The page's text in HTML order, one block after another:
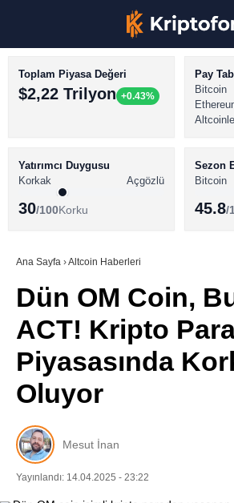
BİTCOİN HABERLERİ
ALTCOİN HABERLERİ
SÖZLÜK
Toplam Piyasa Değeri
$2,22 Trilyon +0.43%
Pay
Bitcoin
Yatırımcı Duygusu
Korkak
Açgözlü
30/100Korku
Sezon
Bitcoin
45.8/
Ana Sayfa ›Altcoin Haberleri
Dün OM Coin,
ACT! Kripto
Piyasasında
Oluyor
Mesut İnan
Yayınlandı: 14.04.2025 - 23:22